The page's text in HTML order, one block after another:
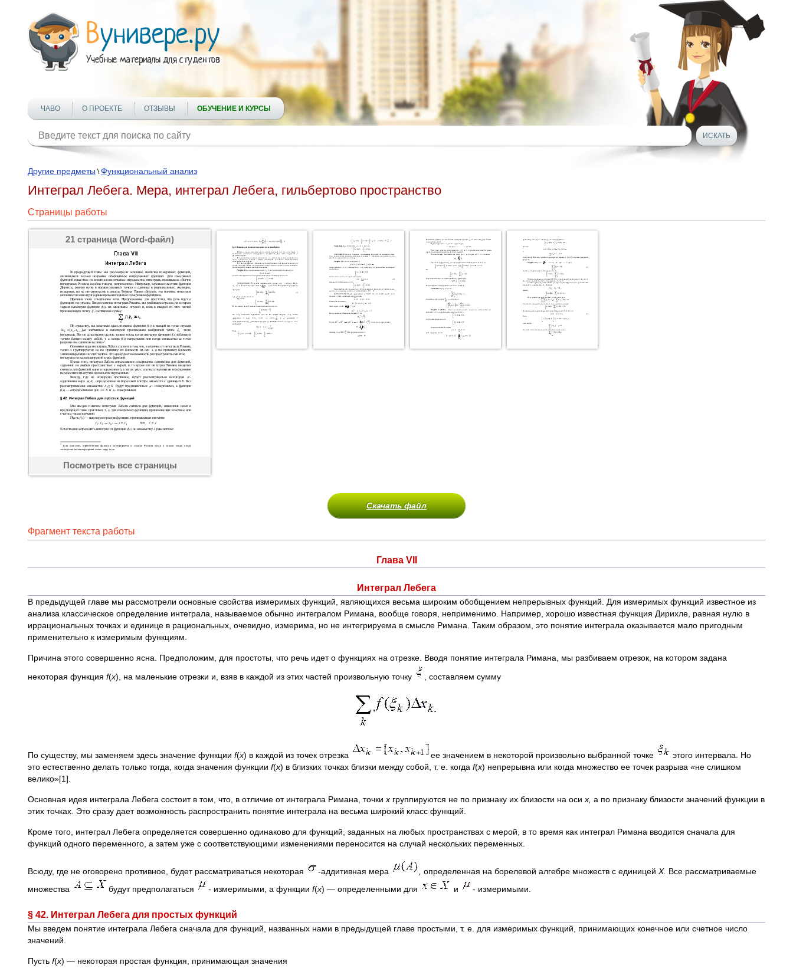
ЧАВО О ПРОЕКТЕ ОТЗЫВЫ ОБУЧЕНИЕ И КУРСЫ
Другие предметы \Функциональный анализ
Интеграл Лебега. Мера, интеграл Лебега, гильбертово пространство
Страницы работы
21 страница (Word-файл)
Посмотреть все страницы
Скачать файл
Фрагмент текста работы
Глава VII
Интеграл Лебега
В предыдущей главе мы рассмотрели основные свойства измеримых функций, являющихся весьма широким обобщением непрерывных функций. Для измеримых функций известное из
анализа классическое определение интеграла, называемое обычно интегралом Римана, вообще говоря, неприменимо. Например, хорошо известная функция Дирихле, равная нулю в
иррациональных точках и единице в рациональных, очевидно, измерима, но не интегрируема в смысле Римана. Таким образом, это понятие интеграла оказывается мало пригодным
применительно к измеримым функциям.
Причина этого совершенно ясна. Предположим, для простоты, что речь идет о функциях на отрезке. Вводя понятие интеграла Римана, мы разбиваем отрезок, на котором задана
некоторая функция f(x), на маленькие отрезки и, взяв в каждой из этих частей произвольную точку , составляем сумму
По существу, мы заменяем здесь значение функции f(x) в каждой из точек отрезка ее значением в некоторой произвольно выбранной точке
этого интервала. Но
это естественно делать только тогда, когда значения функции f(x) в близких точках близки между собой, т. е. когда f(x) непрерывна или когда множество ее точек разрыва «не слишком
велико»[1].
Основная идея интеграла Лебега состоит в том, что, в отличие от интеграла Римана, точки х группируются не по признаку их близости на оси х, а по признаку близости значений функции в
этих точках. Это сразу дает возможность распространить понятие интеграла на весьма широкий класс функций.
Кроме того, интеграл Лебега определяется совершенно одинаково для функций, заданных на любых пространствах с мерой, в то время как интеграл Римана вводится сначала для
функций одного переменного, а затем уже с соответствующими изменениями переносится на случай нескольких переменных.
Всюду, где не оговорено противное, будет рассматриваться некоторая -аддитивная мера определенная на борелевой алгебре множеств с единицей X. Все рассматриваемые
множества
будут предполагаться - измеримыми, а функции f(x) — определенными для и - измеримыми.
§ 42. Интеграл Лебега для простых функций
Мы введем понятие интеграла Лебега сначала для функций, названных нами в предыдущей главе простыми, т. е. для измеримых функций, принимающих конечное или счетное число
значений.
Пусть f(x) — некоторая простая функция, принимающая значения